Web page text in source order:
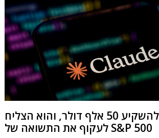
נתנו לקלוד להשקיע 50 אלף דולר, והוא הצליח
לעקוף את התשואה של S&P 500